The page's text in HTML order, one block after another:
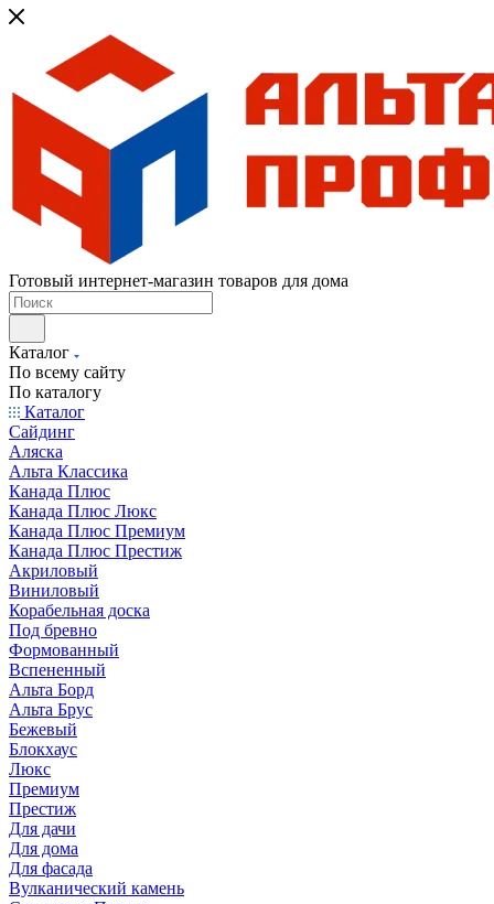
Готовый интернет-магазин товаров для дома
Каталог
По всему сайту
По каталогу
Каталог
Сайдинг
Аляска
Альта Классика
Канада Плюс
Канада Плюс Люкс
Канада Плюс Премиум
Канада Плюс Престиж
Акриловый
Виниловый
Корабельная доска
Под бревно
Формованный
Вспененный
Альта Борд
Альта Брус
Бежевый
Блокхаус
Люкс
Премиум
Престиж
Для дачи
Для дома
Для фасада
Вулканический камень